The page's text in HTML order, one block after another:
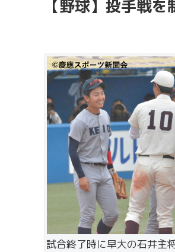
【野球】投手戦
試合終了時に早大の石井主